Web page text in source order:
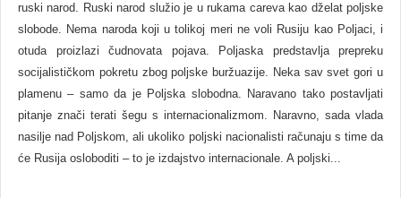
ruski narod. Ruski narod služio je u rukama careva kao dželat poljske
slobode. Nema naroda koji u tolikoj meri ne voli Rusiju kao Poljaci, i
otuda proizlazi čudnovata pojava. Poljaska predstavlja prepreku
socijalističkom pokretu zbog poljske buržuazije. Neka sav svet gori u
plamenu – samo da je Poljska slobodna. Naravano tako postavljati
pitanje znači terati šegu s internacionalizmom. Naravno, sada vlada
nasilje nad Poljskom, ali ukoliko poljski nacionalisti računaju s time da
će Rusija osloboditi – to je izdajstvo internacionale. A poljski...